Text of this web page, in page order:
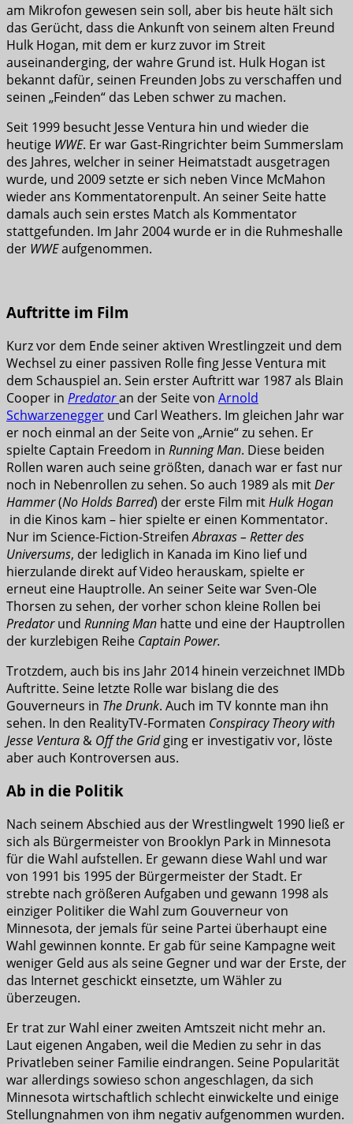
am Mikrofon gewesen sein soll, aber bis heute hält sich
das Gerücht, dass die Ankunft von seinem alten Freund
Hulk Hogan, mit dem er kurz zuvor im Streit
auseinanderging, der wahre Grund ist. Hulk Hogan ist
bekannt dafür, seinen Freunden Jobs zu verschaffen und
seinen „Feinden“ das Leben schwer zu machen.
Seit 1999 besucht Jesse Ventura hin und wieder die
heutige WWE. Er war Gast-Ringrichter beim Summerslam
des Jahres, welcher in seiner Heimatstadt ausgetragen
wurde, und 2009 setzte er sich neben Vince McMahon
wieder ans Kommentatorenpult. An seiner Seite hatte
damals auch sein erstes Match als Kommentator
stattgefunden. Im Jahr 2004 wurde er in die Ruhmeshalle
der WWEaufgenommen.
Auftritte im Film
Kurz vor dem Ende seiner aktiven Wrestlingzeit und dem
Wechsel zu einer passiven Rolle fing Jesse Ventura mit
dem Schauspiel an. Sein erster Auftritt war 1987 als Blain
Cooper in Predatoran der Seite von Arnold
Schwarzenegger und Carl Weathers. Im gleichen Jahr war
er noch einmal an der Seite von „Arnie“ zu sehen. Er
spielte Captain Freedom in Running Man. Diese beiden
Rollen waren auch seine größten, danach war er fast nur
noch in Nebenrollen zu sehen. So auch 1989 als mitDer
Hammer(No Holds Barred) der erste Film mitHulk Hogan
in die Kinos kam – hier spielte er einen Kommentator.
Nur im Science-Fiction-StreifenAbraxas – Retter des
Universums, der lediglich in Kanada im Kino lief und
hierzulande direkt auf Video herauskam, spielte er
erneut eine Hauptrolle. An seiner Seite war Sven-Ole
Thorsen zu sehen, der vorher schon kleine Rollen bei
Predatorund Running Man hatte und eine der Hauptrollen
der kurzlebigen Reihe Captain Power.
Trotzdem, auch bis ins Jahr 2014 hinein verzeichnet IMDb
Auftritte. Seine letzte Rolle war bislang die des
Gouverneurs in The Drunk. Auch im TV konnte man ihn
sehen. In den RealityTV-Formaten Conspiracy Theory with
Jesse Ventura & Off the Gridging er investigativ vor, löste
aber auch Kontroversen aus.
Ab in die Politik
Nach seinem Abschied aus der Wrestlingwelt 1990 ließ er
sich als Bürgermeister von Brooklyn Park in Minnesota
für die Wahl aufstellen. Er gewann diese Wahl und war
von 1991 bis 1995 der Bürgermeister der Stadt. Er
strebte nach größeren Aufgaben und gewann 1998 als
einziger Politiker die Wahl zum Gouverneur von
Minnesota, der jemals für seine Partei überhaupt eine
Wahl gewinnen konnte. Er gab für seine Kampagne weit
weniger Geld aus als seine Gegner und war der Erste, der
das Internet geschickt einsetzte, um Wähler zu
überzeugen.
Er trat zur Wahl einer zweiten Amtszeit nicht mehr an.
Laut eigenen Angaben, weil die Medien zu sehr in das
Privatleben seiner Familie eindrangen. Seine Popularität
war allerdings sowieso schon angeschlagen, da sich
Minnesota wirtschaftlich schlecht einwickelte und einige
Stellungnahmen von ihm negativ aufgenommen wurden.